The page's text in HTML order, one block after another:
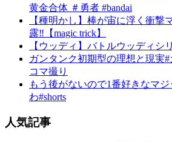
黄金合体 ＃勇者 #bandai
【種明かし】棒が宙に浮く衝撃
露‼️【magic trick】
【ウッディ】バトルウッディシ
ガンタンク初期型の理想と現実
コマ撮り
もう後がないので1番好きなマ
わ#shorts
人気記事